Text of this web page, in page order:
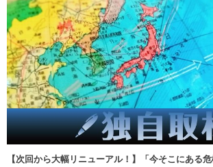
【次回から大幅リニューアル！】「今そこにある